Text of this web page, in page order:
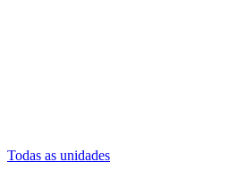
Todas as unidades